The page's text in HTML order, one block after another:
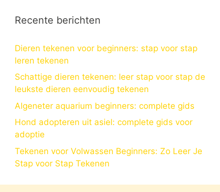
Recente berichten
Dieren tekenen voor beginners: stap voor stap
leren tekenen
Schattige dieren tekenen: leer stap voor stap de
leukste dieren eenvoudig tekenen
Algeneter aquarium beginners: complete gids
Hond adopteren uit asiel: complete gids voor
adoptie
Tekenen voor Volwassen Beginners: Zo Leer Je
Stap voor Stap Tekenen